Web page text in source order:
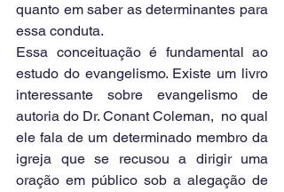
quanto em saber as determinantes para
essa conduta.
Essa conceituação é fundamental ao
estudo do evangelismo. Existe um livro
interessante sobre evangelismo de
autoria do Dr. Conant Coleman,  no qual
ele fala de um determinado membro da
igreja que se recusou a dirigir uma
oração em público sob a alegação de